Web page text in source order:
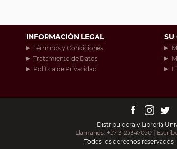
INFORMACIÓN LEGAL
Términos y Condiciones
Tratamiento de Datos
Política de Privacidad
SU
Distribuidora y Librería
Llámanos: +57 3125347050
Todos los derechos